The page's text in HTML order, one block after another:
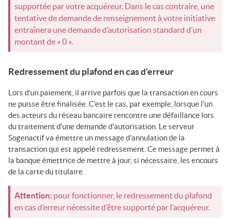
supportée par votre acquéreur. Dans le cas contraire, une
tentative de demande de renseignement à votre initiative
entraînera une demande d’autorisation standard d’un
montant de « 0 ».
Redressement du plafond en cas d'erreur
Lors d’un paiement, il arrive parfois que la transaction en cours
ne puisse être finalisée. C’est le cas, par exemple, lorsque l'un
des acteurs du réseau bancaire rencontre une défaillance lors
du traitement d'une demande d'autorisation. Le serveur
Sogenactifva émettre un message d’annulation de la
transaction qui est appelé redressement. Ce message permet à
la banque émettrice de mettre à jour, si nécessaire, les encours
de la carte du titulaire.
Attention: pour fonctionner, le redressement du plafond
en cas d’erreur nécessite d’être supporté par l’acquéreur.